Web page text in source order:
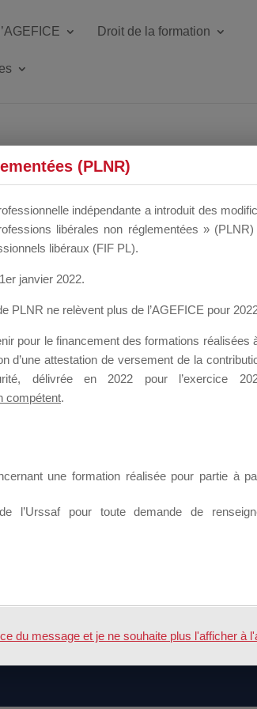
Droit de la formation
à Propositions Mallette du Dirigeant.
message ou poser une question.
(PLNR)
indépendante a introduit des
libérales non réglementées »
libéraux (FIF PL).
janvier 2022.
PLNR ne relèvent plus de l’AGEFICE pour
pour le financement des formations réalisées
d’une attestation de versement de la
délivrée en 2022 pour l’exercice
compétent.
une formation réalisée pour partie à
pour toute demande de
du message et je ne souhaite plus l'afficher à